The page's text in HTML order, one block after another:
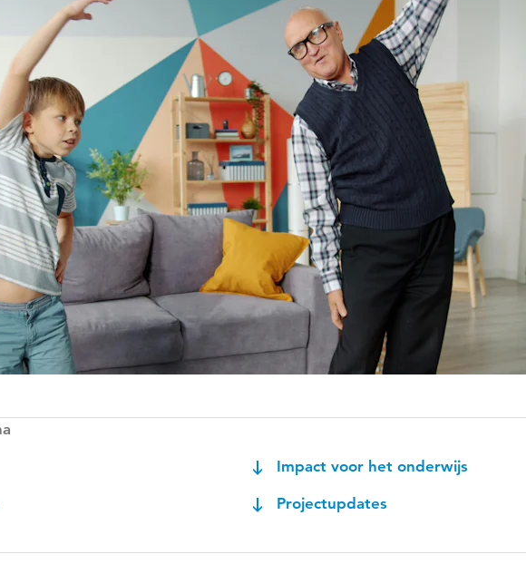
Impact voor het onderwijs
Projectupdates